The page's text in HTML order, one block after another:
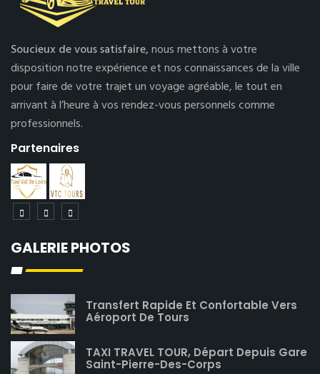
Soucieux de vous satisfaire,nous mettons à votre
disposition notre expérience et nos connaissances de la ville
pour faire de votre trajet un voyage agréable, le tout en
arrivant à l’heure à vos rendez-vous personnels comme
professionnels.
Partenaires
GALERIE PHOTOS
Transfert Rapide Et Confortable Vers
Aéroport De Tours
TAXI TRAVEL TOUR, Départ Depuis Gare
Saint-Pierre-Des-Corps